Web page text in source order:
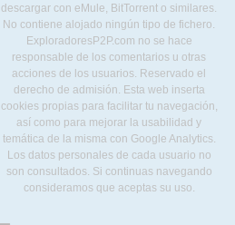
descargar con eMule, BitTorrent o similares.
No contiene alojado ningún tipo de fichero.
ExploradoresP2P.com no se hace
responsable de los comentarios u otras
acciones de los usuarios. Reservado el
derecho de admisión. Esta web inserta
cookies propias para facilitar tu navegación,
así como para mejorar la usabilidad y
temática de la misma con Google Analytics.
Los datos personales de cada usuario no
son consultados. Si continuas navegando
consideramos que aceptas su uso.